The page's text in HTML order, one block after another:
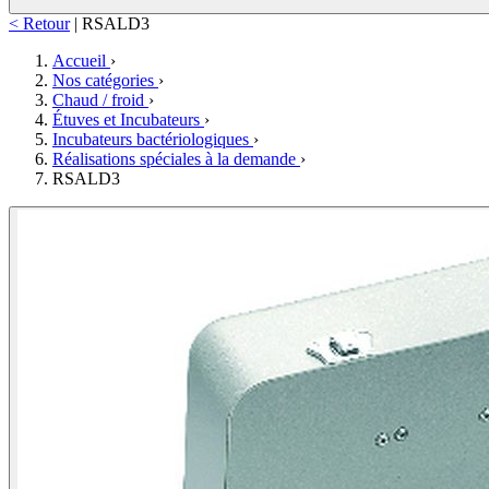
< Retour | RSALD3
Accueil ›
Nos catégories ›
Chaud / froid ›
Étuves et Incubateurs ›
Incubateurs bactériologiques ›
Réalisations spéciales à la demande ›
RSALD3